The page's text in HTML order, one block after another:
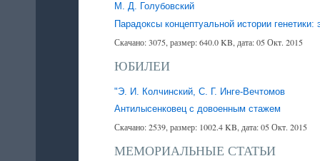
М. Д. Голубовский
Парадоксы концептуальной истории генетики:
Скачано: 3075, размер: 640.0 KB, дата: 05 Окт. 2015
ЮБИЛЕИ
"Э. И. Колчинский, С. Г. Инге-Вечтомов
Антилысенковец с довоенным стажем
Скачано: 2539, размер: 1002.4 KB, дата: 05 Окт. 2015
МЕМОРИАЛЬНЫЕ СТАТЬИ